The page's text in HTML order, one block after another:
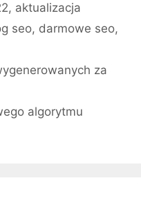
, aktualizacja
seo, darmowe seo,
za
algorytmu